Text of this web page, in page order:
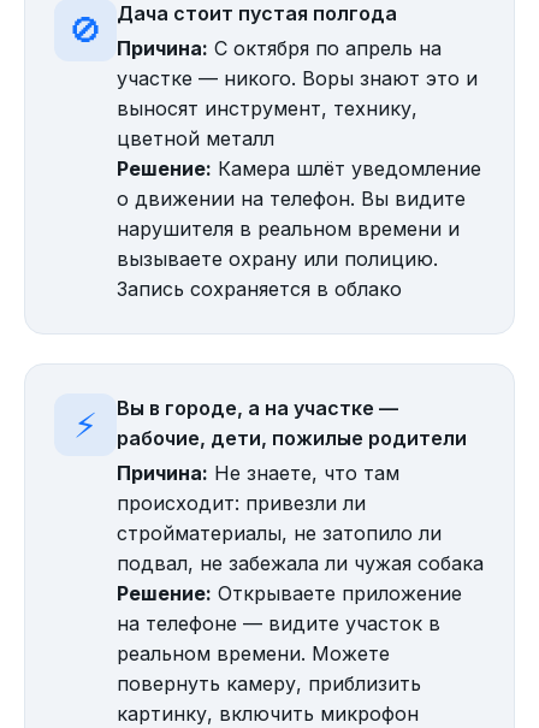
🚫
Дача стоит пустая полгода
Причина: С октября по апрель на
участке — никого. Воры знают это и
выносят инструмент, технику,
цветной металл
Решение: Камера шлёт уведомление
о движении на телефон. Вы видите
нарушителя в реальном времени и
вызываете охрану или полицию.
Запись сохраняется в облако
⚡
Вы в городе, а на участке —
рабочие, дети, пожилые родители
Причина: Не знаете, что там
происходит: привезли ли
стройматериалы, не затопило ли
подвал, не забежала ли чужая собака
Решение: Открываете приложение
на телефоне — видите участок в
реальном времени. Можете
повернуть камеру, приблизить
картинку, включить микрофон